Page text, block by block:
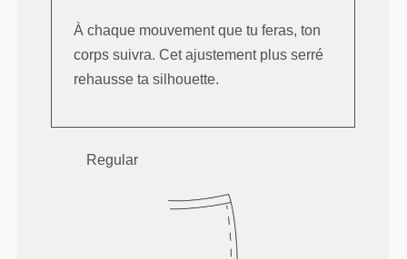
À chaque mouvement que tu feras, ton
corps suivra. Cet ajustement plus serré
rehausse ta silhouette.
Regular